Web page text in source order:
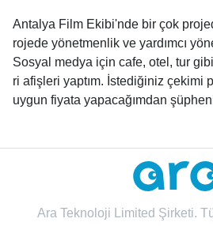
Antalya Film Ekibi'nde bir çok
rojede yönetmenlik ve yardımcı
Sosyal medya için cafe, otel, tur
ri afişleri yaptım. İstediğiniz çekimi
uygun fiyata yapacağımdan
Ara Teknoloji Limited Şirketi.